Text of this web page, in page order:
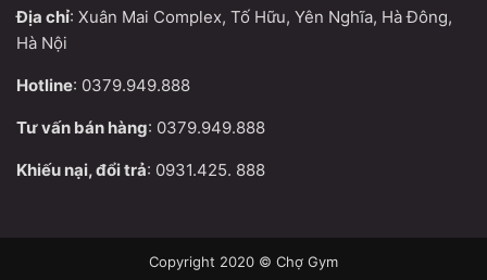
Địa chỉ: Xuân Mai Complex, Tố Hữu, Yên Nghĩa, Hà Đông,
Hà Nội
Hotline: 0379.949.888
Tư vấn bán hàng: 0379.949.888
Khiếu nại, đổi trả: 0931.425. 888
Copyright 2020 © Chợ Gym